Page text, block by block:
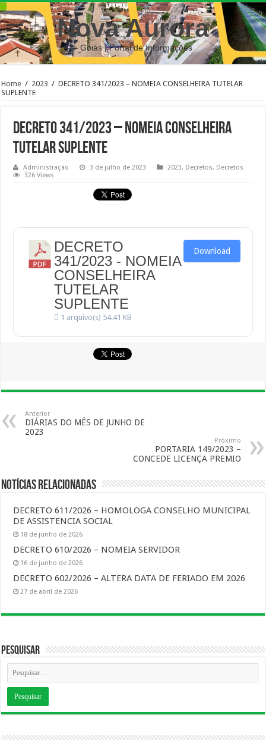
Nova Aurora
– Goiás | Portal de Informações
Home / 2023 / DECRETO 341/2023 – NOMEIA CONSELHEIRA TUTELAR
SUPLENTE
DECRETO 341/2023 – NOMEIA CONSELHEIRA
TUTELAR SUPLENTE
Administração 3 de julho de 2023 2023, Decretos, Decretos
326 Views
DECRETO
341/2023 - NOMEIA
CONSELHEIRA
TUTELAR
SUPLENTE
1 arquivo(s) 54.41 KB
Download
Anterior
DIÁRIAS DO MÊS DE JUNHO DE
2023
Próximo
PORTARIA 149/2023 –
CONCEDE LICENÇA PREMIO
Notícias Relacionadas
DECRETO 611/2026 – HOMOLOGA CONSELHO MUNICIPAL
DE ASSISTENCIA SOCIAL
18 de junho de 2026
DECRETO 610/2026 – NOMEIA SERVIDOR
16 de junho de 2026
DECRETO 602/2026 – ALTERA DATA DE FERIADO EM 2026
27 de abril de 2026
Pesquisar